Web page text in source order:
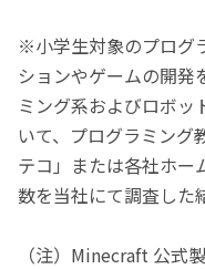
※小学生対象のプログ
ションやゲームの開発
ミング系およびロボッ
いて、プログラミング
テコ」または各社ホー
数を当社にて調査した
（注）Minecraft 公式